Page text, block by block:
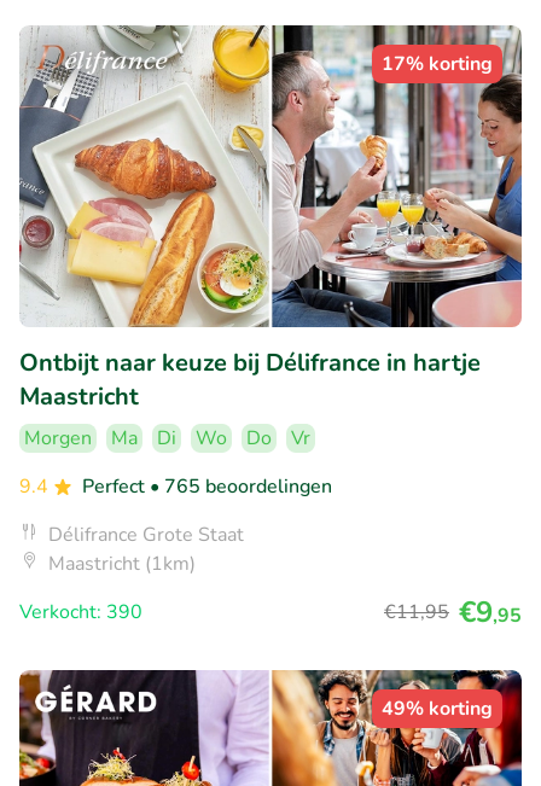
17% korting
Ontbijt naar keuze bij Délifrance in hartje
Maastricht
Morgen Ma Di Wo Do
Vr
9.4
Perfect • 765 beoordelingen
Délifrance Grote Staat
Maastricht (1km)
Verkocht: 390
€11,95 €9,95
49% korting